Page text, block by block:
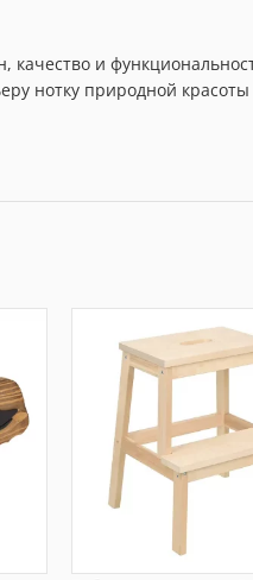
качество и
нотку природной